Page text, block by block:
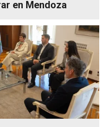
en Mendoza